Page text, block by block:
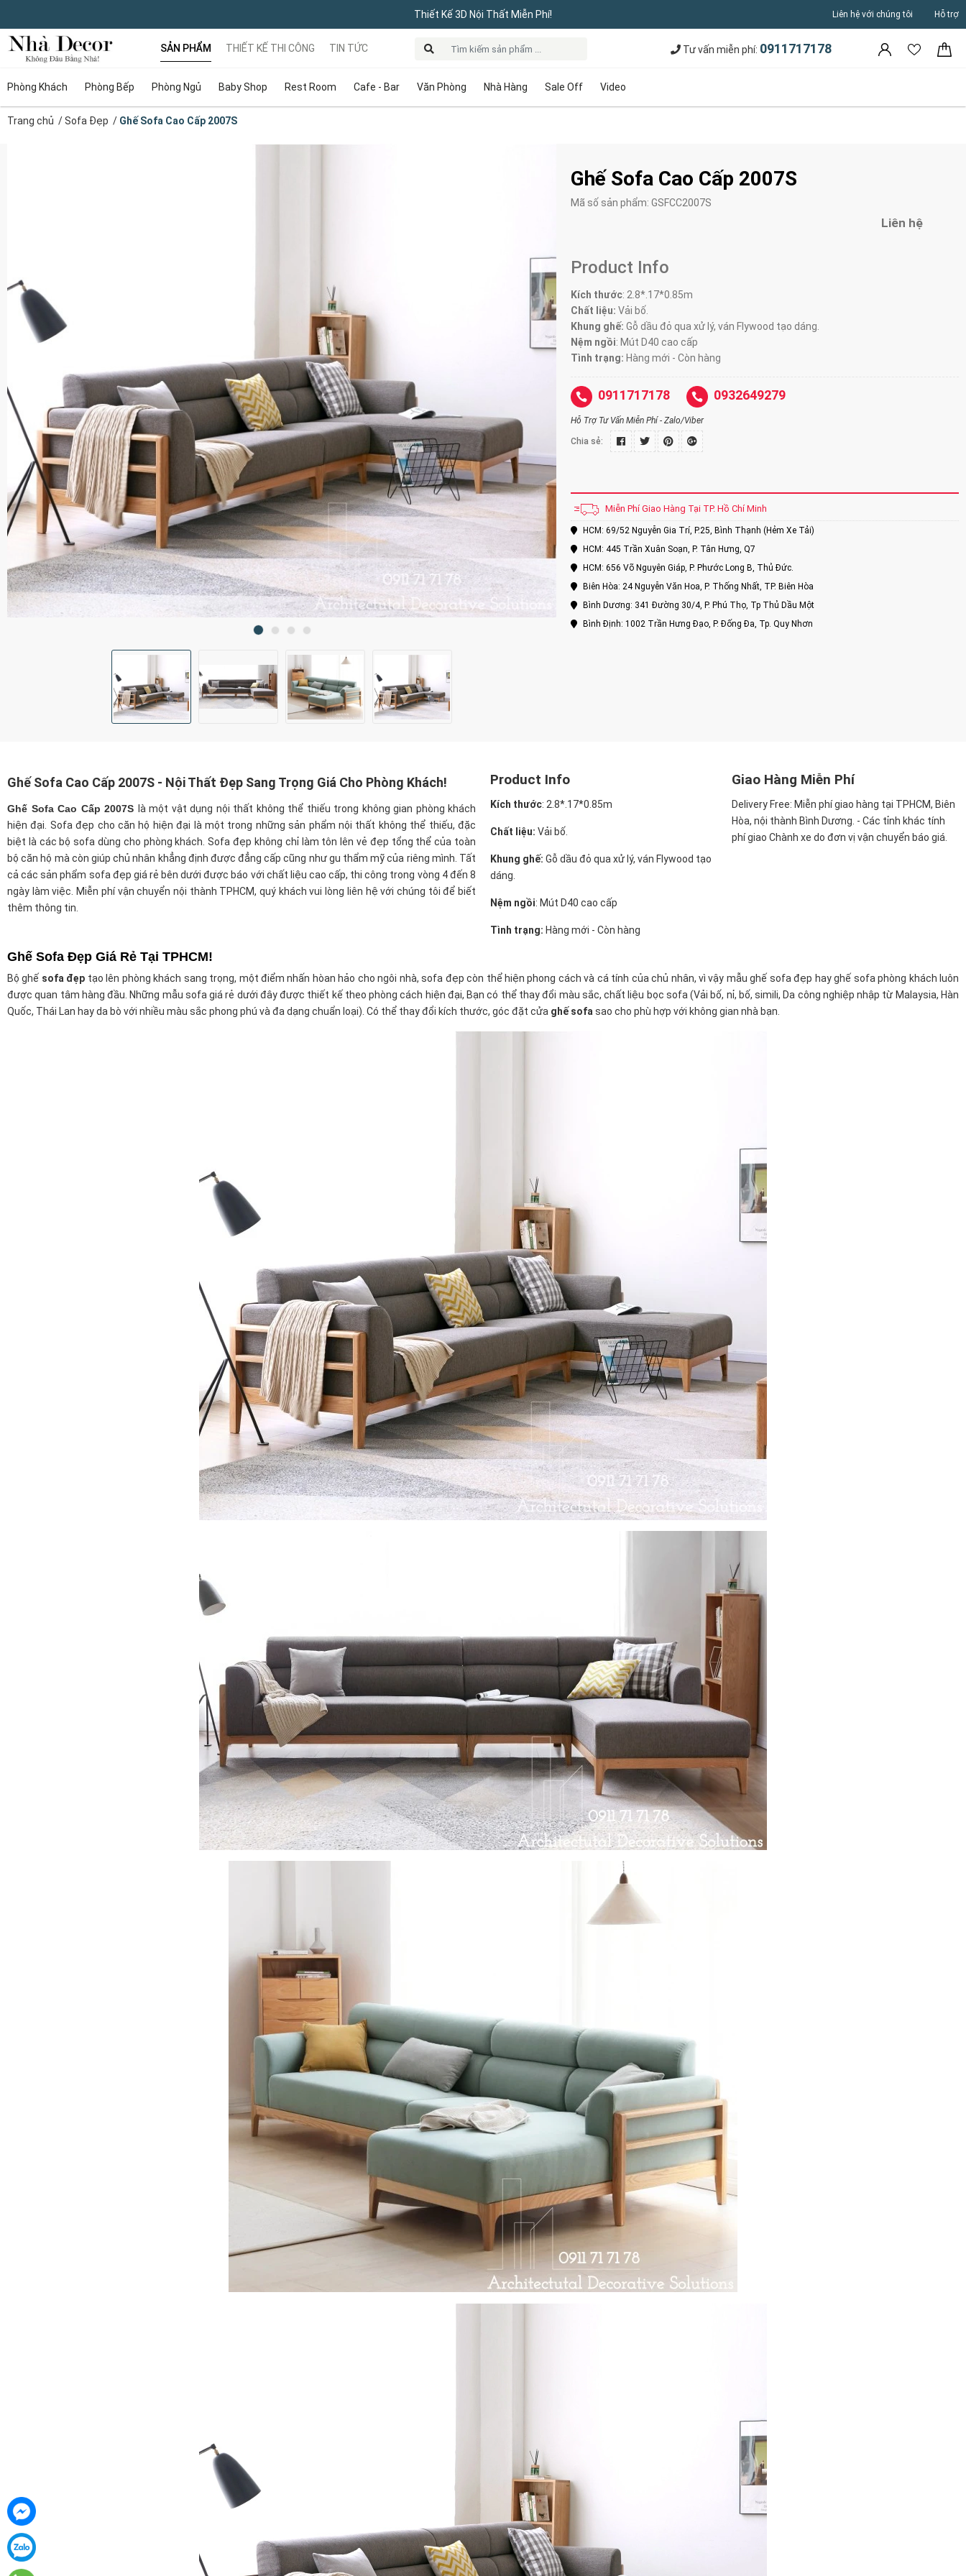
Thiết Kế 3D Nội Thất Miễn Phí! Liên hệ với chúng tôi Hỗ trợ
SẢN PHẨM
Phòng Khách Phòng Bếp Phòng Ngủ Baby Shop Rest Room Cafe - Bar Văn Phòng Nhà Hàng Sale Off Video
THIẾT KẾ THI CÔNG TIN TỨC Tư vấn miễn phí: 0911717178
Trang chủ /Sofa Đẹp / Ghế Sofa Cao Cấp 2007S
Ghế Sofa Cao Cấp 2007S
Mã số sản phẩm: GSFCC2007S
Liên hệ
Product Info
Kích thước: 2.8*.17*0.85m
Chất liệu: Vải bố.
Khung ghế: Gỗ dầu đỏ qua xử lý, ván Flywood tạo dáng.
Nệm ngồi: Mút D40 cao cấp
Tình trạng: Hàng mới - Còn hàng
0911717178 0932649279
Hỗ Trợ Tư Vấn Miễn Phí - Zalo/Viber
Chia sẻ:
Miễn Phí Giao Hàng Tại TP. Hồ Chí Minh
HCM: 69/52 Nguyễn Gia Trí, P.25, Bình Thạnh (Hẻm Xe Tải)
HCM: 445 Trần Xuân Soạn, P. Tân Hưng, Q7
HCM: 656 Võ Nguyên Giáp, P. Phước Long B, Thủ Đức.
Biên Hòa: 24 Nguyễn Văn Hoa, P. Thống Nhất, TP. Biên Hòa
Bình Dương: 341 Đường 30/4, P. Phú Thọ, Tp Thủ Dầu Một
Bình Định: 1002 Trần Hưng Đạo, P. Đống Đa, Tp. Quy Nhơn
Ghế Sofa Cao Cấp 2007S - Nội Thất Đẹp Sang Trọng Giá Cho Phòng Khách!
Ghế Sofa Cao Cấp 2007S là một vật dụng nội thất không thể thiếu trong không gian phòng khách
hiện đại. Sofa đẹp cho căn hộ hiện đại là một trong những sản phẩm nội thất không thể thiếu, đặc
biệt là các bộ sofa dùng cho phòng khách. Sofa đẹp không chỉ làm tôn lên vẻ đẹp tổng thể của toàn
bộ căn hộ mà còn giúp chủ nhân khẳng định được đẳng cấp cũng như gu thẩm mỹ của riêng mình. Tất
cả các sản phẩm sofa đẹp giá rẻ bên dưới được báo với chất liệu cao cấp, thi công trong vòng 4 đến 8
ngày làm việc. Miễn phí vận chuyển nội thành TPHCM, quý khách vui lòng liên hệ với chúng tôi để biết
thêm thông tin.
Product Info
Kích thước: 2.8*.17*0.85m
Chất liệu: Vải bố.
Khung ghế: Gỗ dầu đỏ qua xử lý, ván Flywood tạo
dáng.
Nệm ngồi: Mút D40 cao cấp
Tình trạng: Hàng mới - Còn hàng
Giao Hàng Miễn Phí
Delivery Free: Miễn phí giao hàng tại TPHCM, Biên
Hòa, nội thành Bình Dương. - Các tỉnh khác tính
phí giao Chành xe do đơn vị vận chuyển báo giá.
Ghế Sofa Đẹp Giá Rẻ Tại TPHCM!
Bộ ghế sofa đẹp tạo lên phòng khách sang trọng, một điểm nhấn hòan hảo cho ngôi nhà, sofa đẹp còn thể hiện phong cách và cá tính của chủ nhân, vì vậy mẫu ghế sofa đẹp hay ghế sofa phòng khách luôn
được quan tâm hàng đầu. Những mẫu sofa giá rẻ dưới đây được thiết kế theo phòng cách hiện đại, Bạn có thể thay đổi màu sắc, chất liệu bọc sofa (Vải bố, nỉ, bố, simili, Da công nghiệp nhập từ Malaysia, Hàn
Quốc, Thái Lan hay da bò với nhiều màu sắc phong phú và đa dạng chuẩn loại). Có thể thay đổi kích thước, góc đặt cửa ghế sofa sao cho phù hợp với không gian nhà bạn.